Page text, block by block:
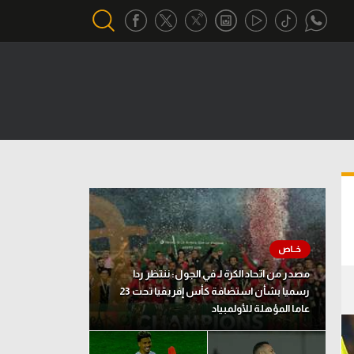
تحقيق في الجول
تقرير في الجول
تحليل في الجول
حكايات في الجول
كويز في الجول
فيديو في الجول
مصدر من اتحاد الكرة لـ في الجول: ننتظر ردا
رسميا بشأن استضافة كأس إفريقيا تحت 23
عاما المؤهلة للأولمبياد